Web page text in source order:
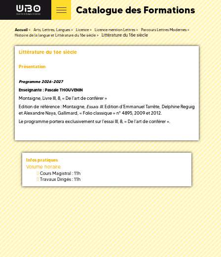
Catalogue des Formations
Accueil Arts, Lettres, Langues Licence Licence mention Lettres
Parcours Lettres Modernes
Histoire de la langue et Littérature du 16e siècle
Littérature du 16e siècle
Littérature du 16e siècle
Présentation
Programme 2026-2027
Enseignante : Pascale THOUVENIN
Montaigne, Livre III, 8, « De l’art de conférer »
Edition de référence : Montaigne, Essais III. Edition d’Emmanuel Tarrête, Delphine Reguig
et Alexandre Naya, Gallimard, « Folio classique » n° 4895, 2009 et 2012.
Le programme portera exclusivement sur l’essai III, 8, « De l’art de conférer ».
Infos pratiques
Volume horaire
Cours Magistral : 11h
Travaux Dirigés : 11h